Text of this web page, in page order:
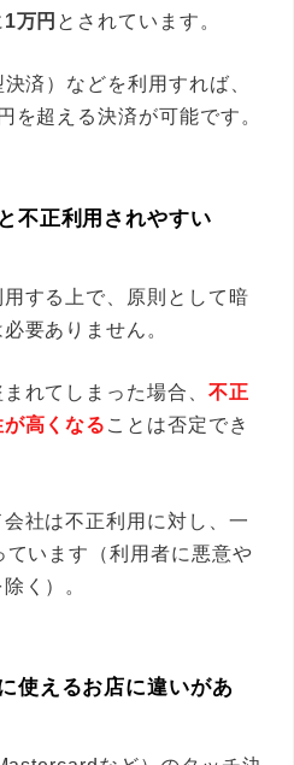
1万円 とされています。
済）などを利用すれば、
を超える決済が可能です。
不正利用されやすい
する上で、原則として暗
要ありません。
れてしまった場合、不正
高くなる ことは否定でき
社は不正利用に対し、一
ています（利用者に悪意や
く）。
使えるお店に違いがあ